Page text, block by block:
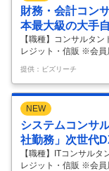
の販売店と強固なネッ
しています】 ■業務概
にて…
財務・会計コン
本最大級の大手
プロフェッショ
【職種】コンサルタ
レジット・信販 ※会員
された際に内容が異
35以上の国・地域で
っております。 主に
事業等を手掛けており
ら、グループの持つ技
一線を画した先進的な
える金融サービスで、
す。』をミ …
提供：ビズリーチ
NEW
システムコンサ
社勤務」次世代
織を変革するSE
【職種】ITコンサル
レジット・信販 ※会員